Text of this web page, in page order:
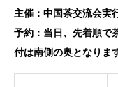
主催：中国茶交流会実
予約：当日、先着順で
付は南側の奥となりま